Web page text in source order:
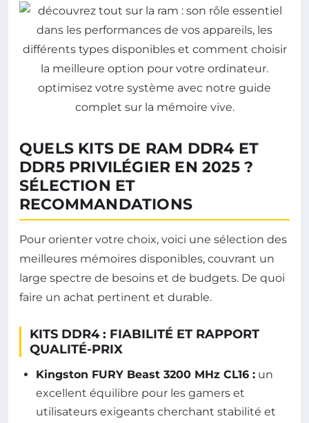
QUELS KITS DE RAM DDR4 ET
DDR5 PRIVILÉGIER EN 2025 ?
SÉLECTION ET
RECOMMANDATIONS
Pour orienter votre choix, voici une sélection des
meilleures mémoires disponibles, couvrant un
large spectre de besoins et de budgets. De quoi
faire un achat pertinent et durable.
KITS DDR4 : FIABILITÉ ET RAPPORT
QUALITÉ-PRIX
Kingston FURY Beast 3200 MHz CL16 : un
excellent équilibre pour les gamers et
utilisateurs exigeants cherchant stabilité et